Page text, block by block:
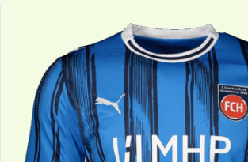
Varianten
auf.
Die
Optionen